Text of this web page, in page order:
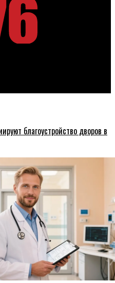
благоустройство дворов в